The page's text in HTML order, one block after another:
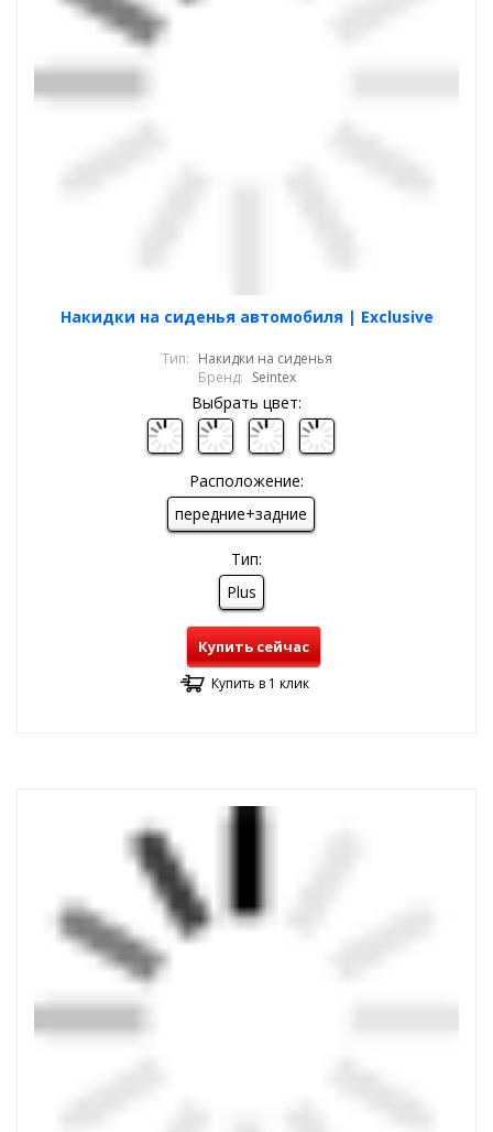
Накидки на сиденья автомобиля | Exclusive
Тип: Накидки на сиденья
Бренд: Seintex
Выбрать цвет:
Расположение:
передние+задние
Тип:
Plus
Купить сейчас
Купить в 1 клик